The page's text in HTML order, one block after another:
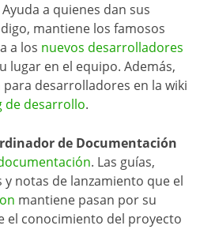
a quienes dan sus
mantiene los famosos
a los nuevos desarrolladores
lugar en el equipo. Además,
desarrolladores en la wiki
de desarrollo.
de Documentación
. Las guías,
notas de lanzamiento que el
mantiene pasan por su
el conocimiento del proyecto